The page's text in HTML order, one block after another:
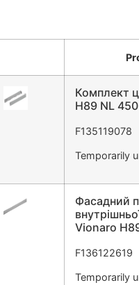
Комплект
H89 NL
F135119078
Temporarily
Фасадний
Vionaro
F136122619
Temporarily